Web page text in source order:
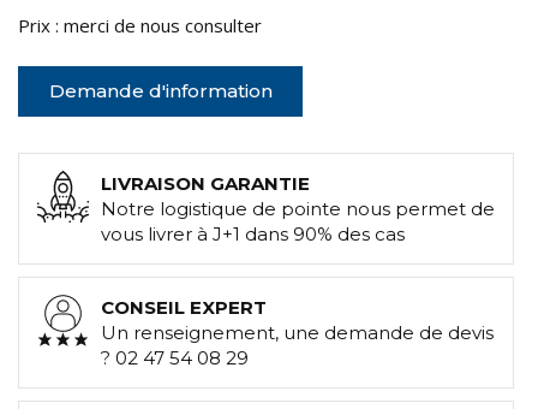
Prix : merci de nous consulter
Demande d'information
LIVRAISON GARANTIE
Notre logistique de pointe nous permet de
vous livrer à J+1 dans 90% des cas
CONSEIL EXPERT
Un renseignement, une demande de devis
? 02 47 54 08 29